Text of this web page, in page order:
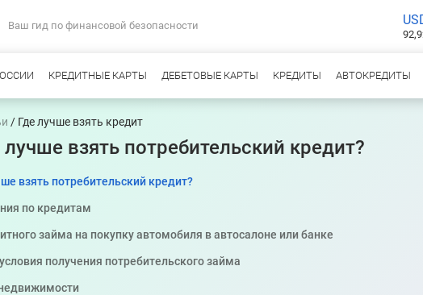
Ваш гид по финансовой безопасности
КРЕДИТНЫЕ КАРТЫ ДЕБЕТОВЫЕ КАРТЫ КРЕДИТЫ АВТОКРЕДИТЫ
/ Где лучше взять кредит
взять потребительский кредит?
взять потребительский кредит?
по кредитам
займа на покупку автомобиля в автосалоне или банке
получения потребительского займа